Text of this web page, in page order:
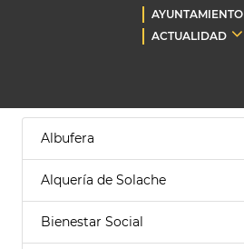
AYUNTAMIENTO
ACTUALIDAD
Albufera
Alquería de Solache
Bienestar Social